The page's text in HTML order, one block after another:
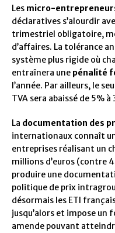
Les micro-
déclaratives s’alourdir
trimestriel obligatoire,
d’affaires. La tolérance
système plus rigide où
entraînera une pénalité
l’année. Par ailleurs, le
TVA sera abaissé de 5%
La documentation des
internationaux connaît
entreprises réalisant un
millions d’euros (contre
produire une
politique de prix
désormais les ETI
jusqu’alors et impose un
amende pouvant